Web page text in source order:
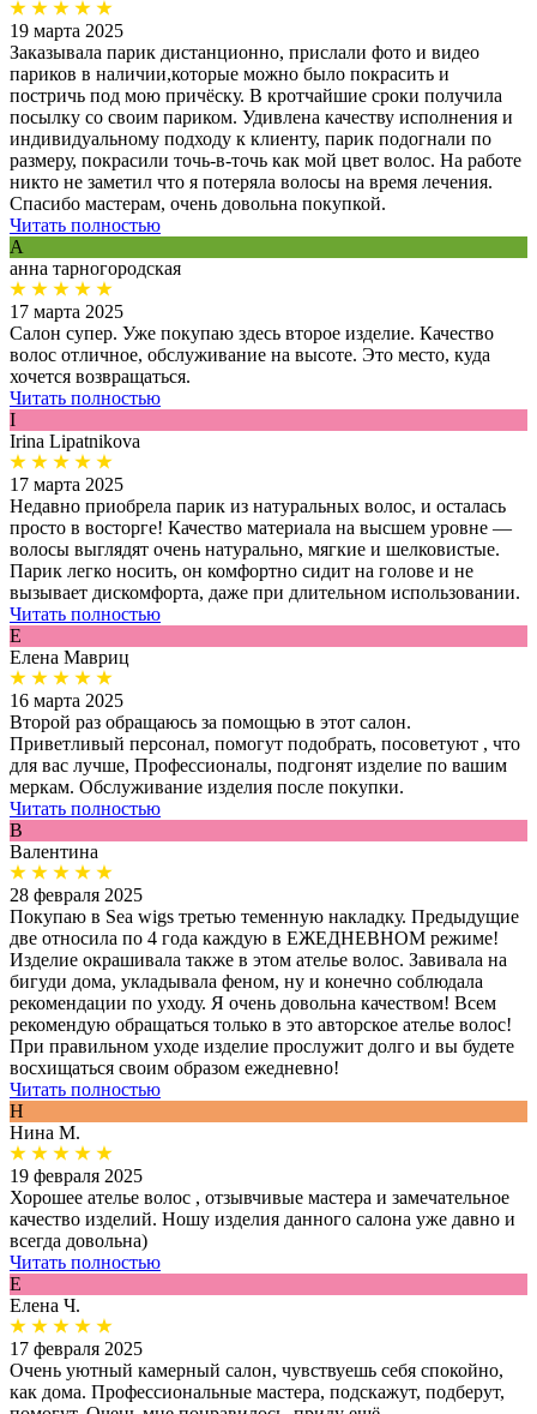
19 марта 2025
Заказывала парик дистанционно, прислали фото и видео
париков в наличии,которые можно было покрасить и
постричь под мою причёску. В кротчайшие сроки получила
посылку со своим париком. Удивлена качеству исполнения и
индивидуальному подходу к клиенту, парик подогнали по
размеру, покрасили точь-в-точь как мой цвет волос. На работе
никто не заметил что я потеряла волосы на время лечения.
Спасибо мастерам, очень довольна покупкой.
Читать полностью
А
анна тарногородская
17 марта 2025
Салон супер. Уже покупаю здесь второе изделие. Качество
волос отличное, обслуживание на высоте. Это место, куда
хочется возвращаться.
Читать полностью
I
Irina Lipatnikova
17 марта 2025
Недавно приобрела парик из натуральных волос, и осталась
просто в восторге! Качество материала на высшем уровне —
волосы выглядят очень натурально, мягкие и шелковистые.
Парик легко носить, он комфортно сидит на голове и не
вызывает дискомфорта, даже при длительном использовании.
Читать полностью
Е
Елена Мавриц
16 марта 2025
Второй раз обращаюсь за помощью в этот салон.
Приветливый персонал, помогут подобрать, посоветуют , что
для вас лучше, Профессионалы, подгонят изделие по вашим
меркам. Обслуживание изделия после покупки.
Читать полностью
В
Валентина
28 февраля 2025
Покупаю в Sea wigs третью теменную накладку. Предыдущие
две относила по 4 года каждую в ЕЖЕДНЕВНОМ режиме!
Изделие окрашивала также в этом ателье волос. Завивала на
бигуди дома, укладывала феном, ну и конечно соблюдала
рекомендации по уходу. Я очень довольна качеством! Всем
рекомендую обращаться только в это авторское ателье волос!
При правильном уходе изделие прослужит долго и вы будете
восхищаться своим образом ежедневно!
Читать полностью
Н
Нина М.
19 февраля 2025
Хорошее ателье волос , отзывчивые мастера и замечательное
качество изделий. Ношу изделия данного салона уже давно и
всегда довольна)
Читать полностью
Е
Елена Ч.
17 февраля 2025
Очень уютный камерный салон, чувствуешь себя спокойно,
как дома. Профессиональные мастера, подскажут, подберут,